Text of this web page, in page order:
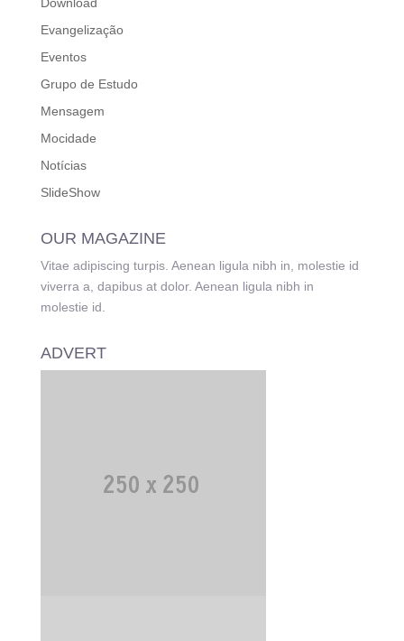
Evangelização
Eventos
Grupo de Estudo
Mensagem
Mocidade
Notícias
SlideShow
OUR MAGAZINE
Vitae adipiscing turpis. Aenean ligula nibh in, molestie id
viverra a, dapibus at dolor. Aenean ligula nibh in
molestie id.
ADVERT